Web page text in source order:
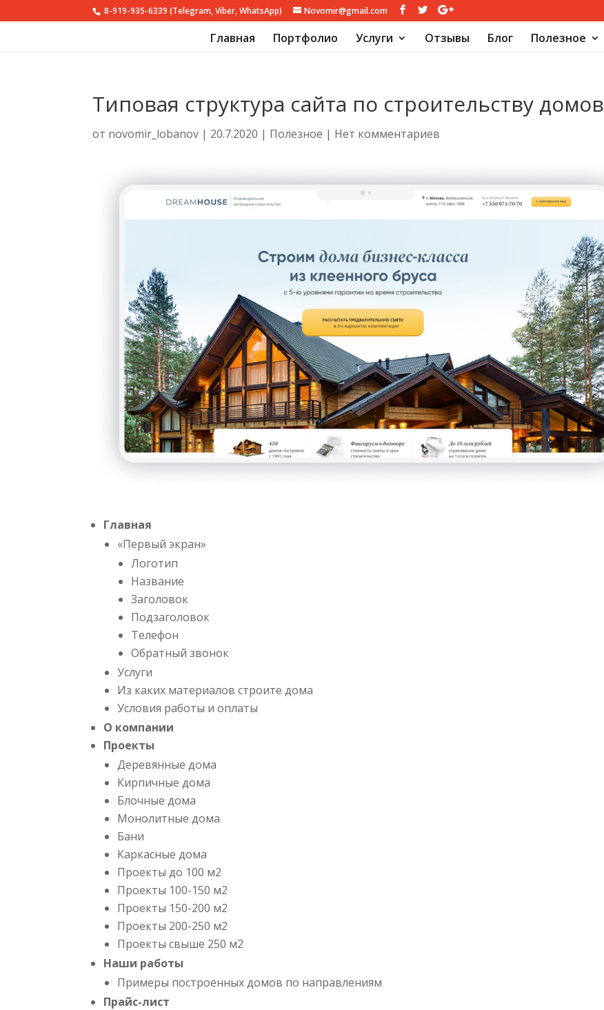
8-919-935-6339 (Telegram, Viber, WhatsApp) Novomir@gmail.com
Главная Портфолио Услуги Отзывы Блог Полезное
Типовая структура сайта по строительству домов
от novomir_lobanov | 20.7.2020 | Полезное | Нет комментариев
Главная
«Первый экран»
Логотип
Название
Заголовок
Подзаголовок
Телефон
Обратный звонок
Услуги
Из каких материалов строите дома
Условия работы и оплаты
О компании
Проекты
Деревянные дома
Кирпичные дома
Блочные дома
Монолитные дома
Бани
Каркасные дома
Проекты до 100 м2
Проекты 100-150 м2
Проекты 150-200 м2
Проекты 200-250 м2
Проекты свыше 250 м2
Наши работы
Примеры построенных домов по направлениям
Прайс-лист